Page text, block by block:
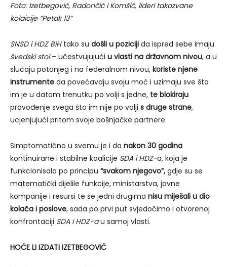
Foto: Izetbegović, Radončić i Komšić, lideri takozvane
kolaicije “Petak 13”
SNSD i HDZ BiHtako su došli u poziciji da ispred sebe imaju
švedski stol– učestvujujući u vlasti na državnom nivou, a u
slučaju potonjeg i na federalnom nivou, koriste njene
instrumente da povećavaju svoju moć i uzimaju sve što
im je u datom trenutku po volji s jedne, te blokiraju
provođenje svega što im nije po volji s druge strane,
ucjenjujući pritom svoje bošnjačke partnere.
Simptomatično u svemu je i da nakon 30 godina
kontinuirane i stabilne koalicije SDA i HDZ-a, koja je
funkcionisala po principu “svakom njegovo”, gdje su se
matematički dijelile funkcije, ministarstva, javne
kompanije i resursi te se jedni drugima nisu miješali u dio
kolača i poslove, sada po prvi put svjedočimo i otvorenoj
konfrontaciji SDA i HDZ-au samoj vlasti.
HOĆE LI IZDATI IZETBEGOVIĆ